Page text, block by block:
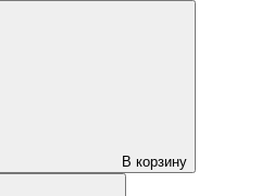
В корзину